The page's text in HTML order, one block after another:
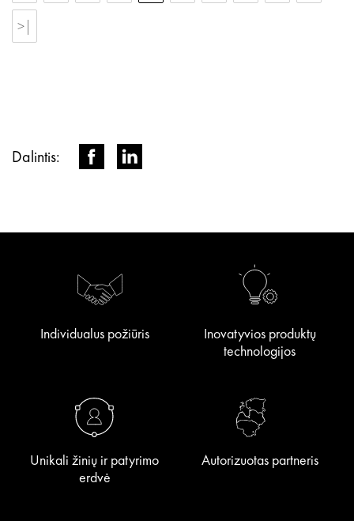
>|
Dalintis:
Individualus požiūris
Inovatyvios produktų
technologijos
Unikali žinių ir patyrimo
erdvė
Autorizuotas partneris